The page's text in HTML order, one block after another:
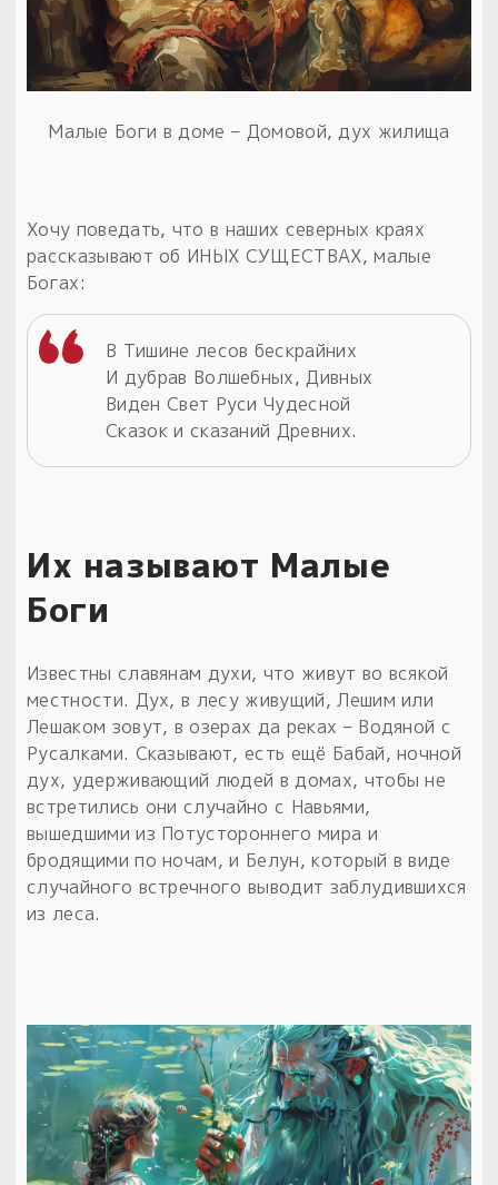
Малые Боги в доме – Домовой, дух жилища
Хочу поведать, что в наших северных краях
рассказывают об ИНЫХ СУЩЕСТВАХ, малые
Богах:
В Тишине лесов бескрайних
И дубрав Волшебных, Дивных
Виден Свет Руси Чудесной
Сказок и сказаний Древних.
Их называют Малые
Боги
Известны славянам духи, что живут во всякой
местности. Дух, в лесу живущий, Лешим или
Лешаком зовут, в озерах да реках – Водяной с
Русалками. Сказывают, есть ещё Бабай, ночной
дух, удерживающий людей в домах, чтобы не
встретились они случайно с Навьями,
вышедшими из Потустороннего мира и
бродящими по ночам, и Белун, который в виде
случайного встречного выводит заблудившихся
из леса.